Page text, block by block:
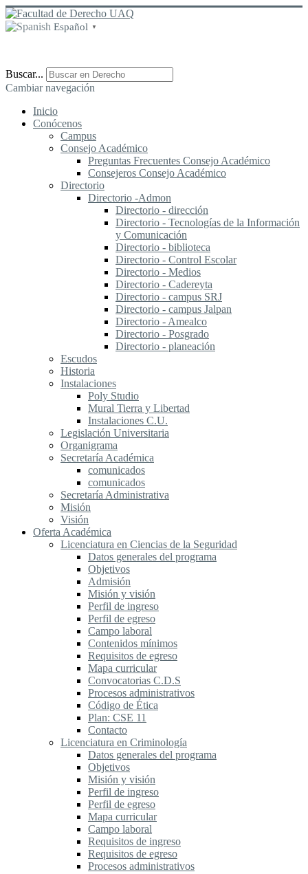
Español ▼
Buscar...
Cambiar navegación
Inicio
Conócenos
Campus
Consejo Académico
Preguntas Frecuentes Consejo Académico
Consejeros Consejo Académico
Directorio
Directorio -Admon
Directorio - dirección
Directorio - Tecnologías de la Información
y Comunicación
Directorio - biblioteca
Directorio - Control Escolar
Directorio - Medios
Directorio - Cadereyta
Directorio - campus SRJ
Directorio - campus Jalpan
Directorio - Amealco
Directorio - Posgrado
Directorio - planeación
Escudos
Historia
Instalaciones
Poly Studio
Mural Tierra y Libertad
Instalaciones C.U.
Legislación Universitaria
Organigrama
Secretaría Académica
comunicados
comunicados
Secretaría Administrativa
Misión
Visión
Oferta Académica
Licenciatura en Ciencias de la Seguridad
Datos generales del programa
Objetivos
Admisión
Misión y visión
Perfil de ingreso
Perfil de egreso
Campo laboral
Contenidos mínimos
Requisitos de egreso
Mapa curricular
Convocatorias C.D.S
Procesos administrativos
Código de Ética
Plan: CSE 11
Contacto
Licenciatura en Criminología
Datos generales del programa
Objetivos
Misión y visión
Perfil de ingreso
Perfil de egreso
Mapa curricular
Campo laboral
Requisitos de ingreso
Requisitos de egreso
Procesos administrativos